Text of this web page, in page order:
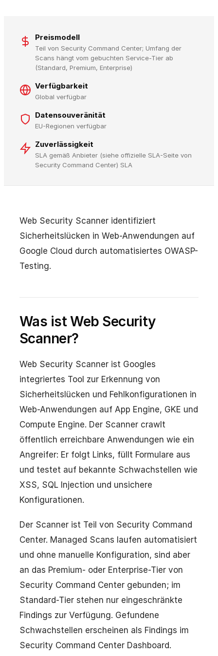
Preismodell
Teil von Security Command Center; Umfang der
Scans hängt vom gebuchten Service-Tier ab
(Standard, Premium, Enterprise)
Verfügbarkeit
Global verfügbar
Datensouveränität
EU-Regionen verfügbar
Zuverlässigkeit
SLA gemäß Anbieter (siehe offizielle SLA-Seite von
Security Command Center) SLA
Web Security Scanner identifiziert
Sicherheitslücken in Web-Anwendungen auf
Google Cloud durch automatisiertes OWASP-
Testing.
Was ist Web Security
Scanner?
Web Security Scanner ist Googles
integriertes Tool zur Erkennung von
Sicherheitslücken und Fehlkonfigurationen in
Web-Anwendungen auf App Engine, GKE und
Compute Engine. Der Scanner crawlt
öffentlich erreichbare Anwendungen wie ein
Angreifer: Er folgt Links, füllt Formulare aus
und testet auf bekannte Schwachstellen wie
XSS, SQL Injection und unsichere
Konfigurationen.
Der Scanner ist Teil von Security Command
Center. Managed Scans laufen automatisiert
und ohne manuelle Konfiguration, sind aber
an das Premium- oder Enterprise-Tier von
Security Command Center gebunden; im
Standard-Tier stehen nur eingeschränkte
Findings zur Verfügung. Gefundene
Schwachstellen erscheinen als Findings im
Security Command Center Dashboard.